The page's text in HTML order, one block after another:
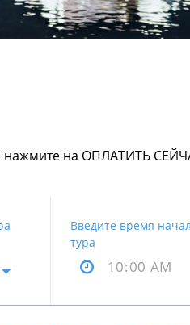
и нажмите на ОПЛАТИТЬ
Введите время
тура